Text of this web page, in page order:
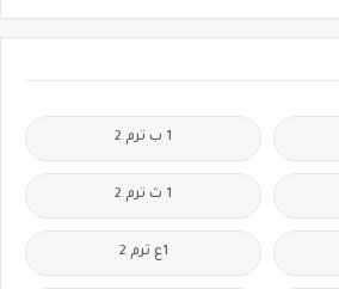
1 ب ترم 2
1 ث ترم 2
1ع ترم 2